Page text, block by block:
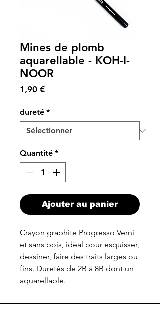
Mines de plomb
aquarellable - KOH-I-
NOOR
1,90 €Prix
dureté *
Quantité *
Ajouter au panier
Crayon graphite Progresso Verni
et sans bois, idéal pour esquisser,
dessiner, faire des traits larges ou
fins. Duretés de 2B à 8B dont un
aquarellable.